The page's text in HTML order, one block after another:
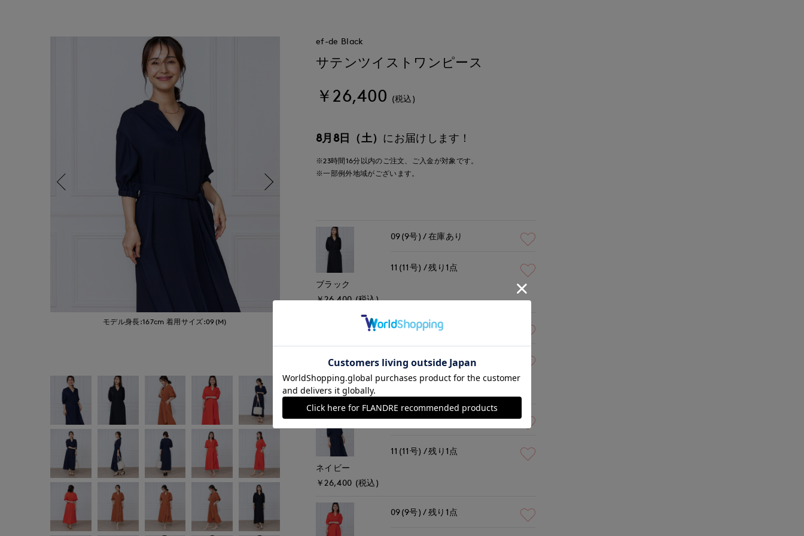
モデル身長:167cm 着用サイズ:09(M) モデル身長:167cm 着用サイズ:09(M)
ef-de Black
サテンツイストワンピース
￥26,400 (税込)
8月8日（土） にお届けします！
※23時間16分以内のご注文、ご入金が対象です。
※一部例外地域がございます。
ブラック
￥26,400 (税込)
09(9号) 在庫あり
11(11号) 残り1点
レンガ
￥26,400 (税込)
09(9号) 残り1点
11(11号) 残り1点
ネイビー
￥26,400 (税込)
09(9号) 残り1点
11(11号) 残り1点
09(9号) 残り1点